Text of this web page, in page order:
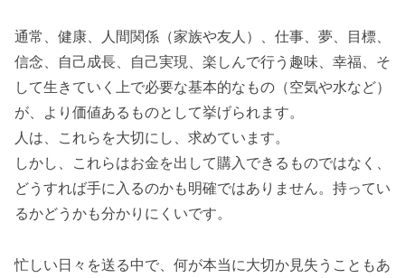
通常、健康、人間関係（家族や友人）、仕事、夢、目標、
信念、自己成長、自己実現、楽しんで行う趣味、幸福、そ
して生きていく上で必要な基本的なもの（空気や水など）
が、より価値あるものとして挙げられます。
人は、これらを大切にし、求めています。
しかし、これらはお金を出して購入できるものではなく、
どうすれば手に入るのかも明確ではありません。持ってい
るかどうかも分かりにくいです。
忙しい日々を送る中で、何が本当に大切か見失うこともあ